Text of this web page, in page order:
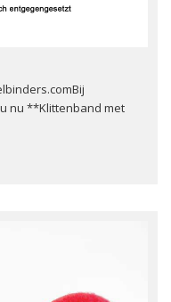
nu **Klittenband met